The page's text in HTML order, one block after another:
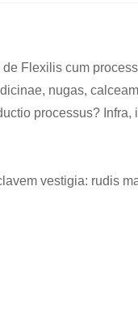
Flexilis cum
nugas,
processus?
vestigia: rudis